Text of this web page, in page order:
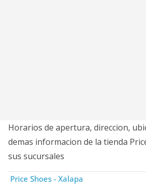
Horarios de apertura, direccion,
demas informacion de la tienda
sus sucursales
Price Shoes - Xalapa